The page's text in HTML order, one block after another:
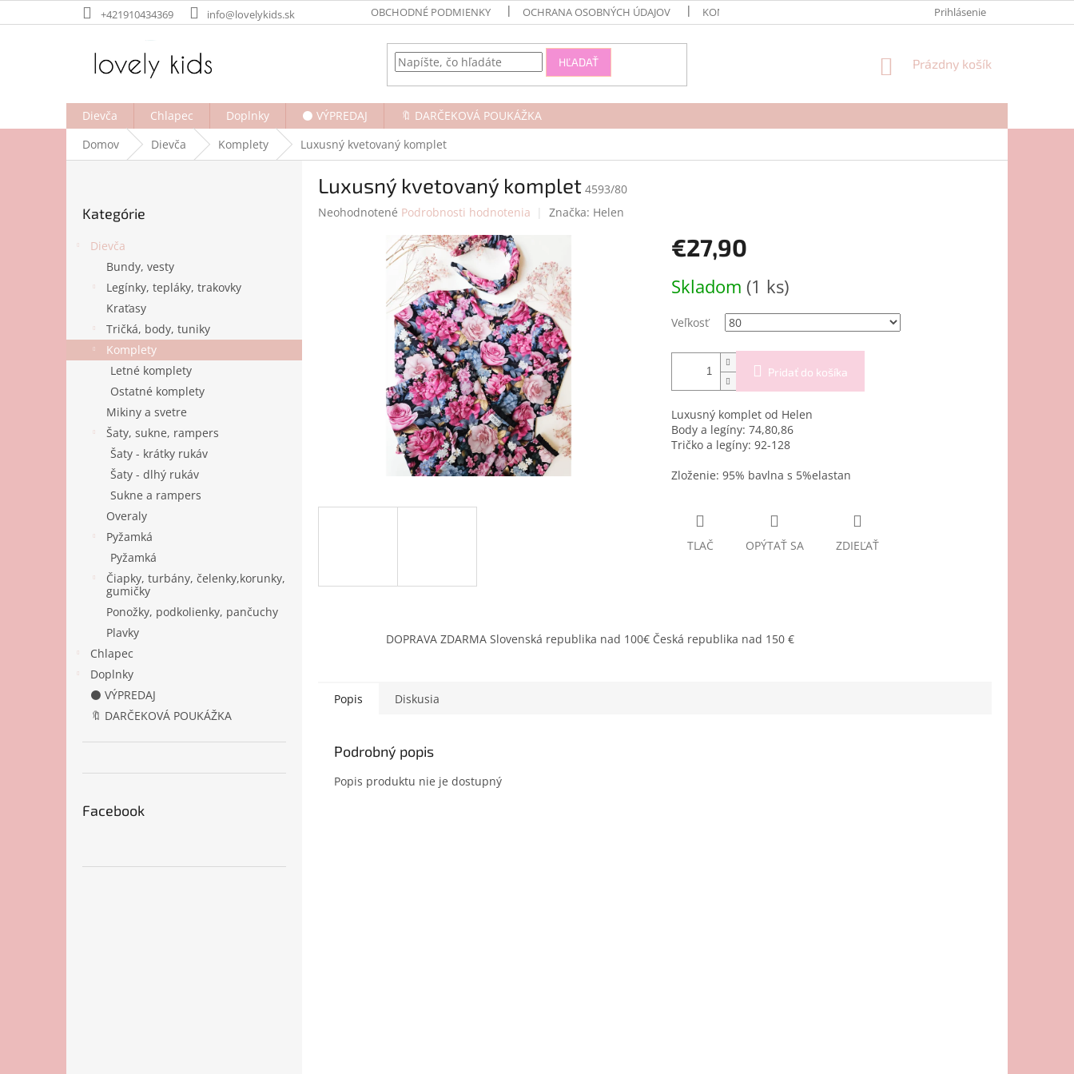
na
+421910434369 info@lovelykids.sk OBCHODNÉ PODMIENKY OCHRANA OSOBNÝCH ÚDAJOV KONTAKTY Prihlásenie
HĽADAŤ
NÁKUPNÝ
Prázdny košík
Dievča Chlapec Doplnky ⚫ VÝPREDAJ
🔖 DARČEKOVÁ POUKÁŽKA
Domov
Dievča Komplety Luxusný kvetovaný komplet
kategórie
Kategórie
Dievča
Bundy, vesty
Legínky, tepláky, trakovky
Kraťasy
Tričká, body, tuniky
Komplety
Letné komplety
Ostatné komplety
Mikiny a svetre
Šaty, sukne, rampers
Šaty - krátky rukáv
Šaty - dlhý rukáv
Sukne a rampers
Overaly
Pyžamká
Pyžamká
Čiapky, turbány, čelenky,korunky,
gumičky
Ponožky, podkolienky, pančuchy
Plavky
Chlapec
Doplnky
⚫ VÝPREDAJ
🔖 DARČEKOVÁ POUKÁŽKA
Facebook
Luxusný kvetovaný komplet 4593/80
Priemerné
Neohodnotené Podrobnosti hodnotenia Značka: Helen
€27,90
cena:
Skladom (1 ks)
Veľkosť
Pridať do košíka
Luxusný komplet od Helen
Body a legíny: 74,80,86
Tričko a legíny: 92-128
Zloženie: 95% bavlna s 5%elastan
TLAČ OPÝTAŤ SA ZDIEĽAŤ
DOPRAVA ZDARMA Slovenská republika nad 100€ Česká republika nad 150 €
Popis Diskusia
Podrobný popis
Popis produktu nie je dostupný